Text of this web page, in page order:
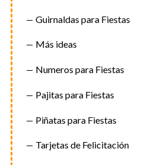
Guirnaldas para Fiestas
Más ideas
Numeros para Fiestas
Pajitas para Fiestas
Piñatas para Fiestas
Tarjetas de Felicitación